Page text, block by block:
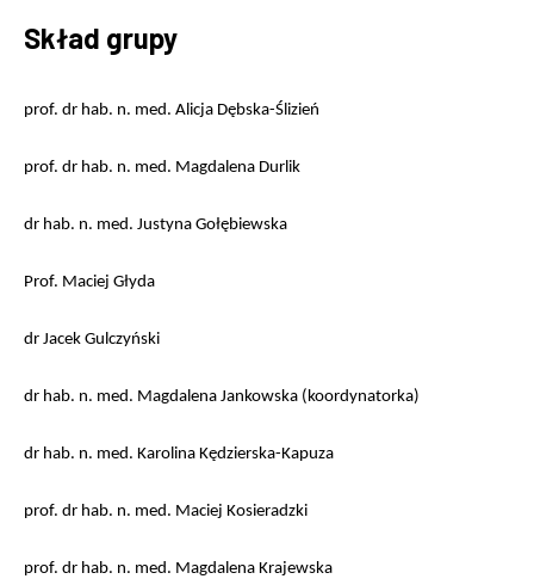
Skład grupy
prof. dr hab. n. med. Alicja Dębska-Ślizień
prof. dr hab. n. med. Magdalena Durlik
dr hab. n. med. Justyna Gołębiewska
Prof. Maciej Głyda
dr Jacek Gulczyński
dr hab. n. med. Magdalena Jankowska (koordynatorka)
dr hab. n. med. Karolina Kędzierska-Kapuza
prof. dr hab. n. med. Maciej Kosieradzki
prof. dr hab. n. med. Magdalena Krajewska